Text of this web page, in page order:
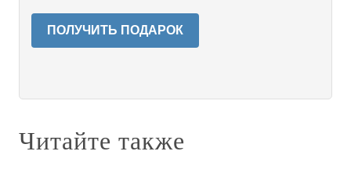
ПОЛУЧИТЬ ПОДАРОК
Читайте также